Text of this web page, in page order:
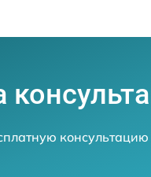
консультацию